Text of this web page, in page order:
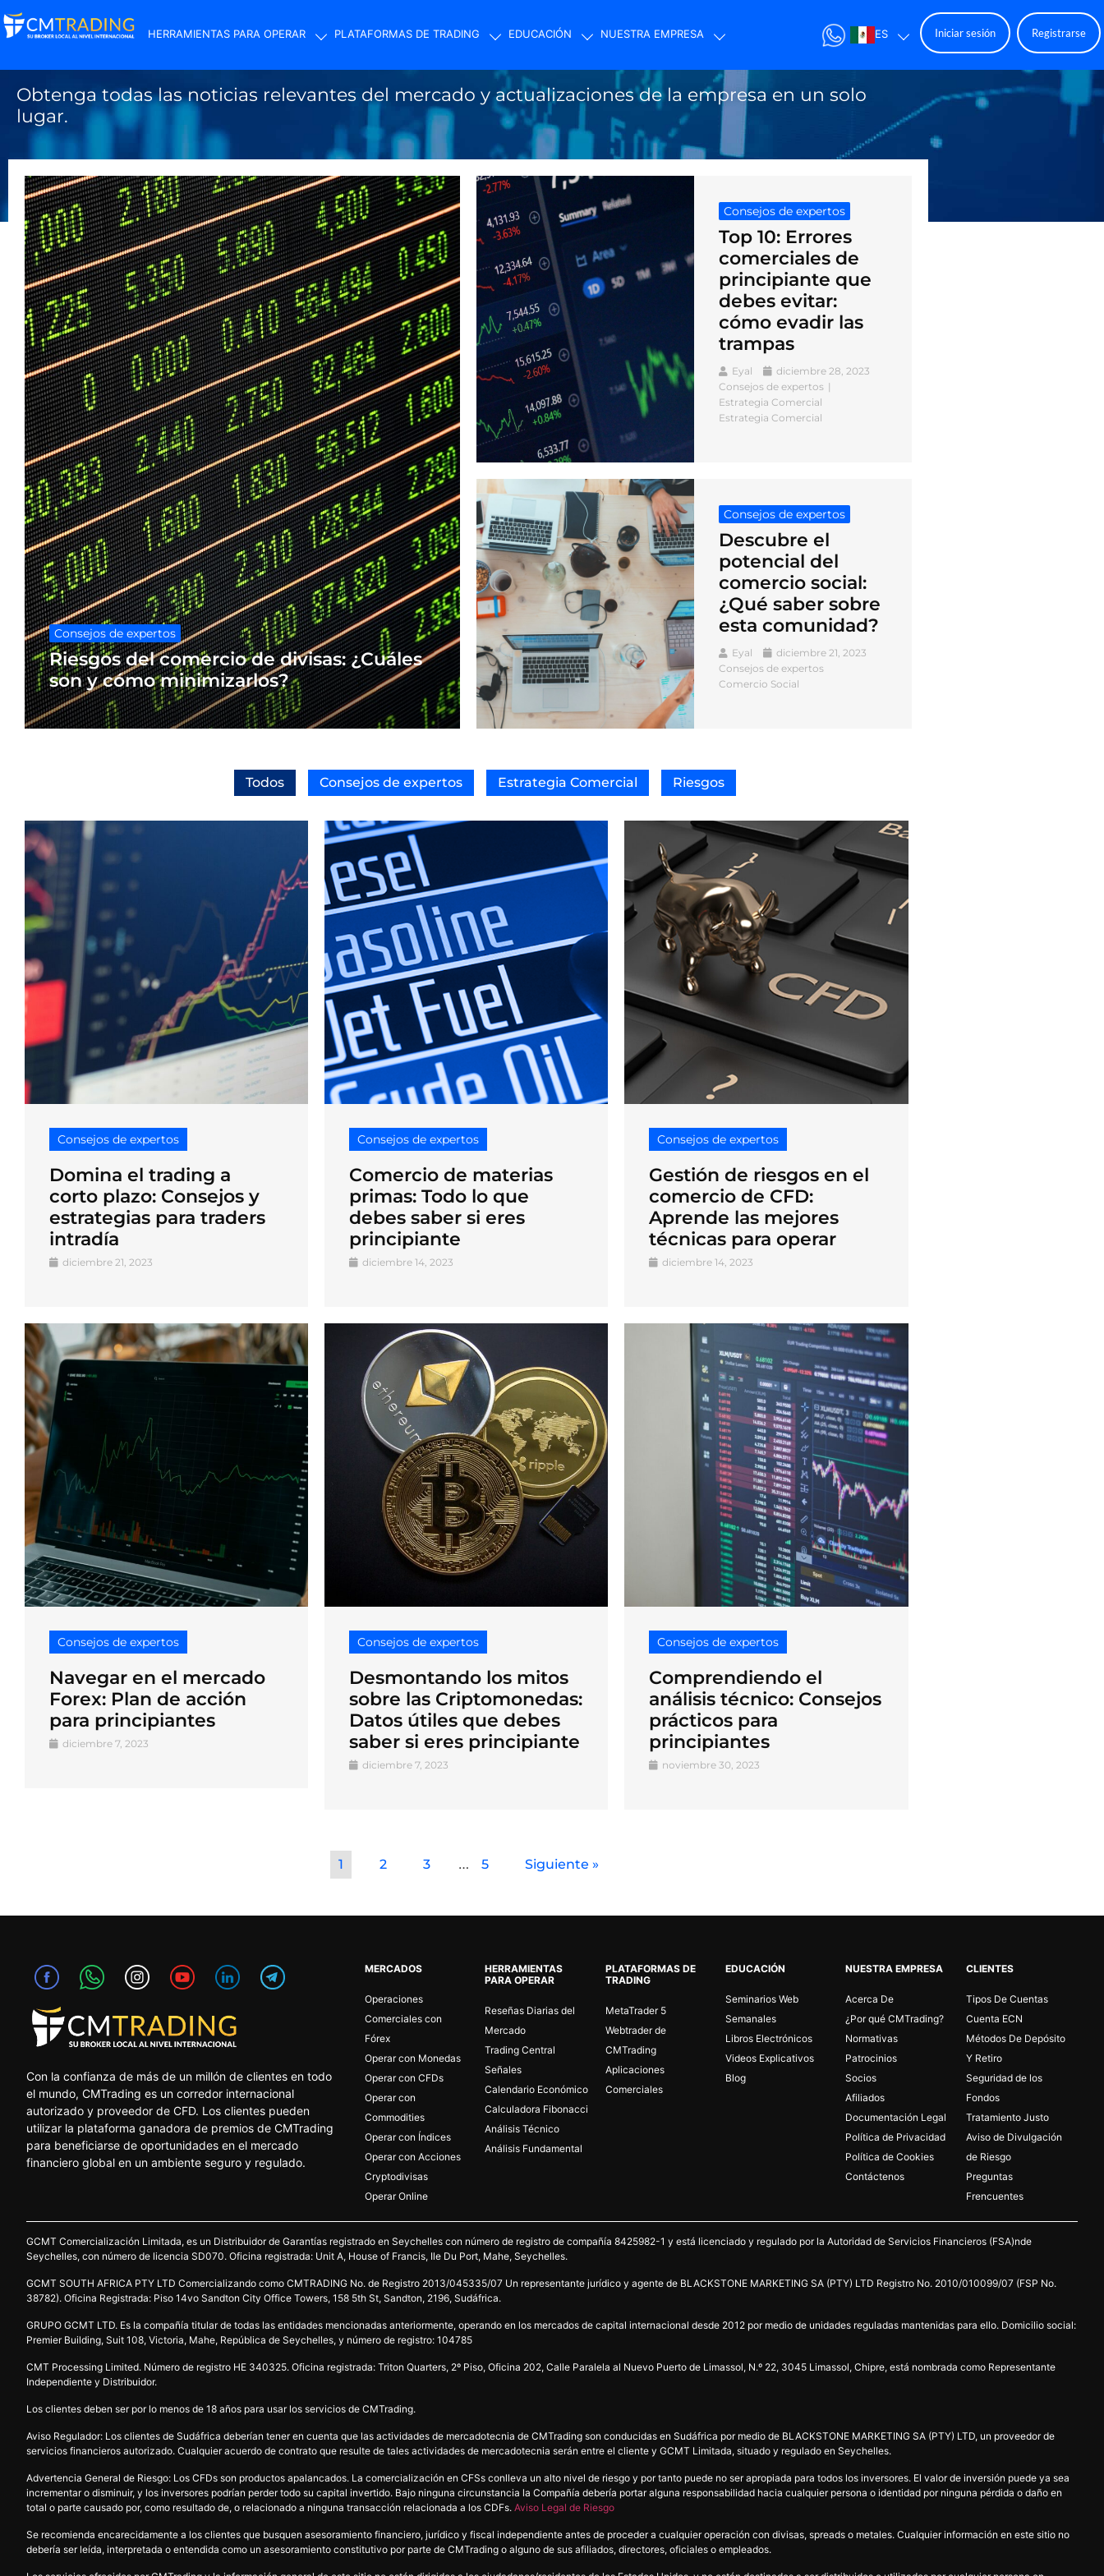
HERRAMIENTAS PARA OPERAR PLATAFORMAS DE TRADING EDUCACIÓN NUESTRA EMPRESA ES Iniciar sesión Registrarse
El Blog de CMTrading
Obtenga todas las noticias relevantes del mercado y actualizaciones de la empresa en un solo
lugar.
Consejos de expertos
Riesgos del comercio de divisas: ¿Cuáles
son y cómo minimizarlos?
Consejos de expertos
Top 10: Errores
comerciales de
principiante que
debes evitar:
cómo evadir las
trampas
Eyal
diciembre 28, 2023
Consejos de expertos
Estrategia Comercial
Estrategia Comercial
Consejos de expertos
Descubre el
potencial del
comercio social:
¿Qué saber sobre
esta comunidad?
Eyal
diciembre 21, 2023
Consejos de expertos
Comercio Social
Todos Consejos de expertos Estrategia Comercial Riesgos
Consejos de expertos
Domina el trading a
corto plazo: Consejos y
estrategias para traders
intradía
diciembre 21, 2023
Consejos de expertos
Comercio de materias
primas: Todo lo que
debes saber si eres
principiante
diciembre 14, 2023
Consejos de expertos
Gestión de riesgos en el
comercio de CFD:
Aprende las mejores
técnicas para operar
diciembre 14, 2023
Consejos de expertos
Navegar en el mercado
Forex: Plan de acción
para principiantes
diciembre 7, 2023
Consejos de expertos
Desmontando los mitos
sobre las Criptomonedas:
Datos útiles que debes
saber si eres principiante
diciembre 7, 2023
Consejos de expertos
Comprendiendo el
análisis técnico: Consejos
prácticos para
principiantes
noviembre 30, 2023
1 2 3 … 5 Siguiente »
Con la confianza de más de un millón de clientes en todo
el mundo, CMTrading es un corredor internacional
autorizado y proveedor de CFD. Los clientes pueden
utilizar la plataforma ganadora de premios de CMTrading
para beneficiarse de oportunidades en el mercado
financiero global en un ambiente seguro y regulado.
MERCADOS
Operaciones
Comerciales con
Fórex
Operar con Monedas
Operar con CFDs
Operar con
Commodities
Operar con Índices
Operar con Acciones
Cryptodivisas
Operar Online
HERRAMIENTAS
PARA OPERAR
Reseñas Diarias del
Mercado
Trading Central
Señales
Calendario Económico
Calculadora Fibonacci
Análisis Técnico
Análisis Fundamental
PLATAFORMAS DE
TRADING
MetaTrader 5
Webtrader de
CMTrading
Aplicaciones
Comerciales
EDUCACIÓN
Seminarios Web
Semanales
Libros Electrónicos
Videos Explicativos
Blog
NUESTRA EMPRESA
Acerca De
¿Por qué CMTrading?
Normativas
Patrocinios
Socios
Afiliados
Documentación Legal
Política de Privacidad
Política de Cookies
Contáctenos
CLIENTES
Tipos De Cuentas
Cuenta ECN
Métodos De Depósito
Y Retiro
Seguridad de los
Fondos
Tratamiento Justo
Aviso de Divulgación
de Riesgo
Preguntas
Frencuentes
GCMT Comercialización Limitada, es un Distribuidor de Garantías registrado en Seychelles con número de registro de compañía 8425982-1 y está licenciado y regulado por la Autoridad de Servicios Financieros (FSA)nde
Seychelles, con número de licencia SD070. Oficina registrada: Unit A, House of Francis, Ile Du Port, Mahe, Seychelles.
GCMT SOUTH AFRICA PTY LTD Comercializando como CMTRADING No. de Registro 2013/045335/07 Un representante jurídico y agente de BLACKSTONE MARKETING SA (PTY) LTD Registro No. 2010/010099/07 (FSP No.
38782). Oficina Registrada: Piso 14vo Sandton City Office Towers, 158 5th St, Sandton, 2196, Sudáfrica.
GRUPO GCMT LTD. Es la compañía titular de todas las entidades mencionadas anteriormente, operando en los mercados de capital internacional desde 2012 por medio de unidades reguladas mantenidas para ello. Domicilio social:
Premier Building, Suit 108, Victoria, Mahe, República de Seychelles, y número de registro: 104785
CMT Processing Limited. Número de registro HE 340325. Oficina registrada: Triton Quarters, 2º Piso, Oficina 202, Calle Paralela al Nuevo Puerto de Limassol, N.º 22, 3045 Limassol, Chipre, está nombrada como Representante
Independiente y Distribuidor.
Los clientes deben ser por lo menos de 18 años para usar los servicios de CMTrading.
Aviso Regulador: Los clientes de Sudáfrica deberían tener en cuenta que las actividades de mercadotecnia de CMTrading son conducidas en Sudáfrica por medio de BLACKSTONE MARKETING SA (PTY) LTD, un proveedor de
servicios financieros autorizado. Cualquier acuerdo de contrato que resulte de tales actividades de mercadotecnia serán entre el cliente y GCMT Limitada, situado y regulado en Seychelles.
Advertencia General de Riesgo: Los CFDs son productos apalancados. La comercialización en CFSs conlleva un alto nivel de riesgo y por tanto puede no ser apropiada para todos los inversores. El valor de inversión puede ya sea
incrementar o disminuir, y los inversores podrían perder todo su capital invertido. Bajo ninguna circunstancia la Compañía debería portar alguna responsabilidad hacia cualquier persona o identidad por ninguna pérdida o daño en
total o parte causado por, como resultado de, o relacionado a ninguna transacción relacionada a los CDFs. Aviso Legal de Riesgo
Se recomienda encarecidamente a los clientes que busquen asesoramiento financiero, jurídico y fiscal independiente antes de proceder a cualquier operación con divisas, spreads o metales. Cualquier información en este sitio no
debería ser leída, interpretada o entendida como un asesoramiento constitutivo por parte de CMTrading o alguno de sus afiliados, directores, oficiales o empleados.